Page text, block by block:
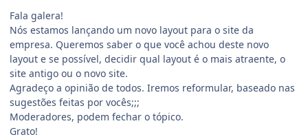
Fala galera!
Nós estamos lançando um novo layout para o site da
empresa. Queremos saber o que você achou deste novo
layout e se possível, decidir qual layout é o mais atraente, o
site antigo ou o novo site.
Agradeço a opinião de todos. Iremos reformular, baseado nas
sugestões feitas por vocês;;;
Moderadores, podem fechar o tópico.
Grato!